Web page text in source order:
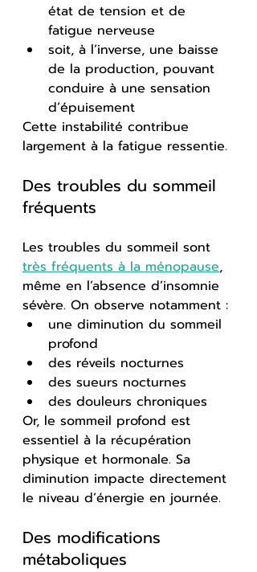
état de tension et de
fatigue nerveuse
soit, à l’inverse, une baisse
de la production, pouvant
conduire à une sensation
d’épuisement
Cette instabilité contribue
largement à la fatigue ressentie.
Des troubles du sommeil
fréquents
Les troubles du sommeil sont
très fréquents à la ménopause,
même en l’absence d’insomnie
sévère. On observe notamment :
une diminution du sommeil
profond
des réveils nocturnes
des sueurs nocturnes
des douleurs chroniques
Or, le sommeil profond est
essentiel à la récupération
physique et hormonale. Sa
diminution impacte directement
le niveau d’énergie en journée.
Des modifications
métaboliques